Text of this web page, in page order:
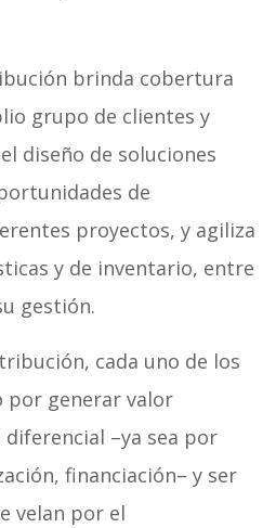
brinda cobertura
grupo de clientes y
diseño de soluciones
de
proyectos, y agiliza
y de inventario, entre
gestión.
cada uno de los
por generar valor
–ya sea por
financiación– y ser
velan por el